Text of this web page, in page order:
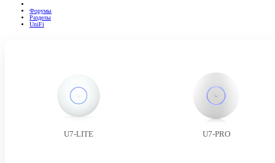
Форумы
Разделы
UniFi
U7-LITE U7-PRO